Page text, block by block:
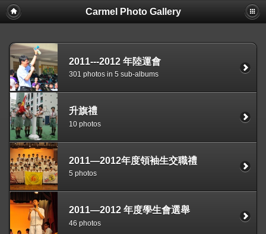
Carmel Photo Gallery
2011---2012 年陸運會
301 photos in 5 sub-albums
升旗禮
10 photos
2011—2012年度領袖生交職禮
5 photos
2011—2012 年度學生會選舉
46 photos